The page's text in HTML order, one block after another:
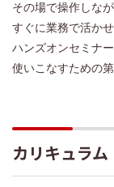
その場で操作しな
すぐに業務で活かせ
ハンズオンセミナ
使いこなすための
カリキュラム